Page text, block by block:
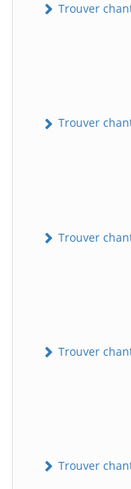
Trouver
Trouver
Trouver
Trouver
Trouver